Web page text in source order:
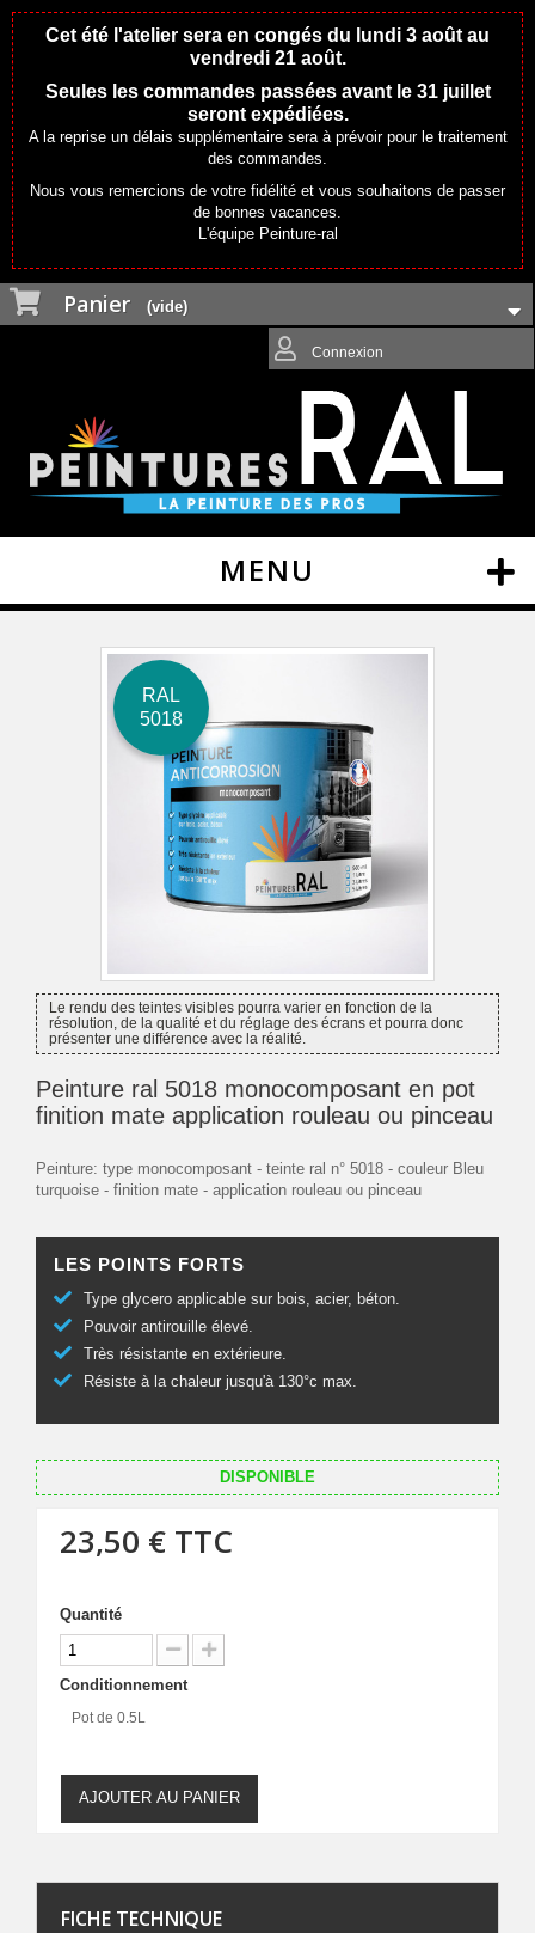
Cet été l'atelier sera en congés du lundi 3 août au
vendredi 21 août.
Seules les commandes passées avant le 31 juillet
seront expédiées.
A la reprise un délais supplémentaire sera à prévoir pour le traitement
des commandes.
Nous vous remercions de votre fidélité et vous souhaitons de passer
de bonnes vacances.
L'équipe Peinture-ral
Panier (vide)
Connexion
MENU
RAL
5018
Le rendu des teintes visibles pourra varier en fonction de la
résolution, de la qualité et du réglage des écrans et pourra donc
présenter une différence avec la réalité.
Peinture ral 5018 monocomposant en pot
finition mate application rouleau ou pinceau
Peinture: type monocomposant - teinte ral n° 5018 - couleur Bleu
turquoise - finition mate - application rouleau ou pinceau
LES POINTS FORTS
Type glycero applicable sur bois, acier, béton.
Pouvoir antirouille élevé.
Très résistante en extérieure.
Résiste à la chaleur jusqu'à 130°c max.
DISPONIBLE
23,50 € TTC
Quantité
Conditionnement
Pot de 0.5L
AJOUTER AU PANIER
FICHE TECHNIQUE